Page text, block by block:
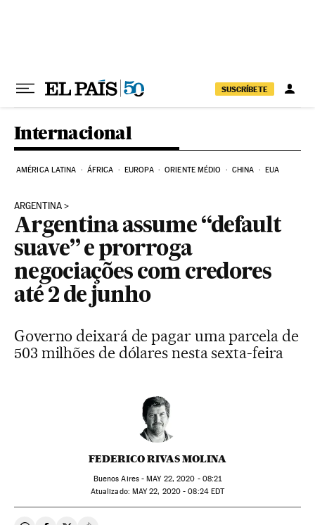
SUSCRÍBETE
Internacional
AMÉRICA LATINA ÁFRICA EUROPA ORIENTE MÉDIO CHINA EUA
ARGENTINA
Argentina assume “default
suave” e prorroga
negociações com credores
até 2 de junho
Governo deixará de pagar uma parcela de
503 milhões de dólares nesta sexta-feira
FEDERICO RIVAS MOLINA
Buenos Aires -MAY22, 2020 - 08:21
atualizado: MAY22, 2020 - 08:24EDT